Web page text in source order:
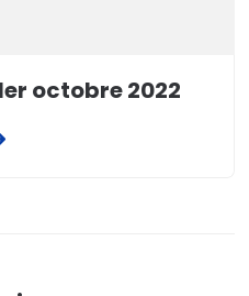
octobre 2022